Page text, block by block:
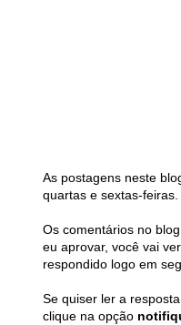
As postagens neste
quartas e sextas-feiras.
Os comentários no
eu aprovar, você vai
respondido logo em
Se quiser ler a
clique na opção